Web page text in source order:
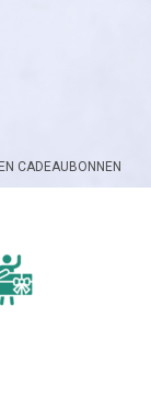
CADEAUBONNEN